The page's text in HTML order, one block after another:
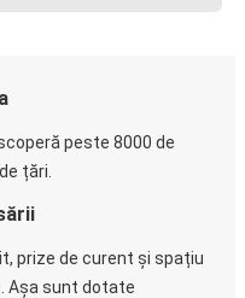
peste 8000 de
țări.
prize de curent și spațiu
Așa sunt dotate